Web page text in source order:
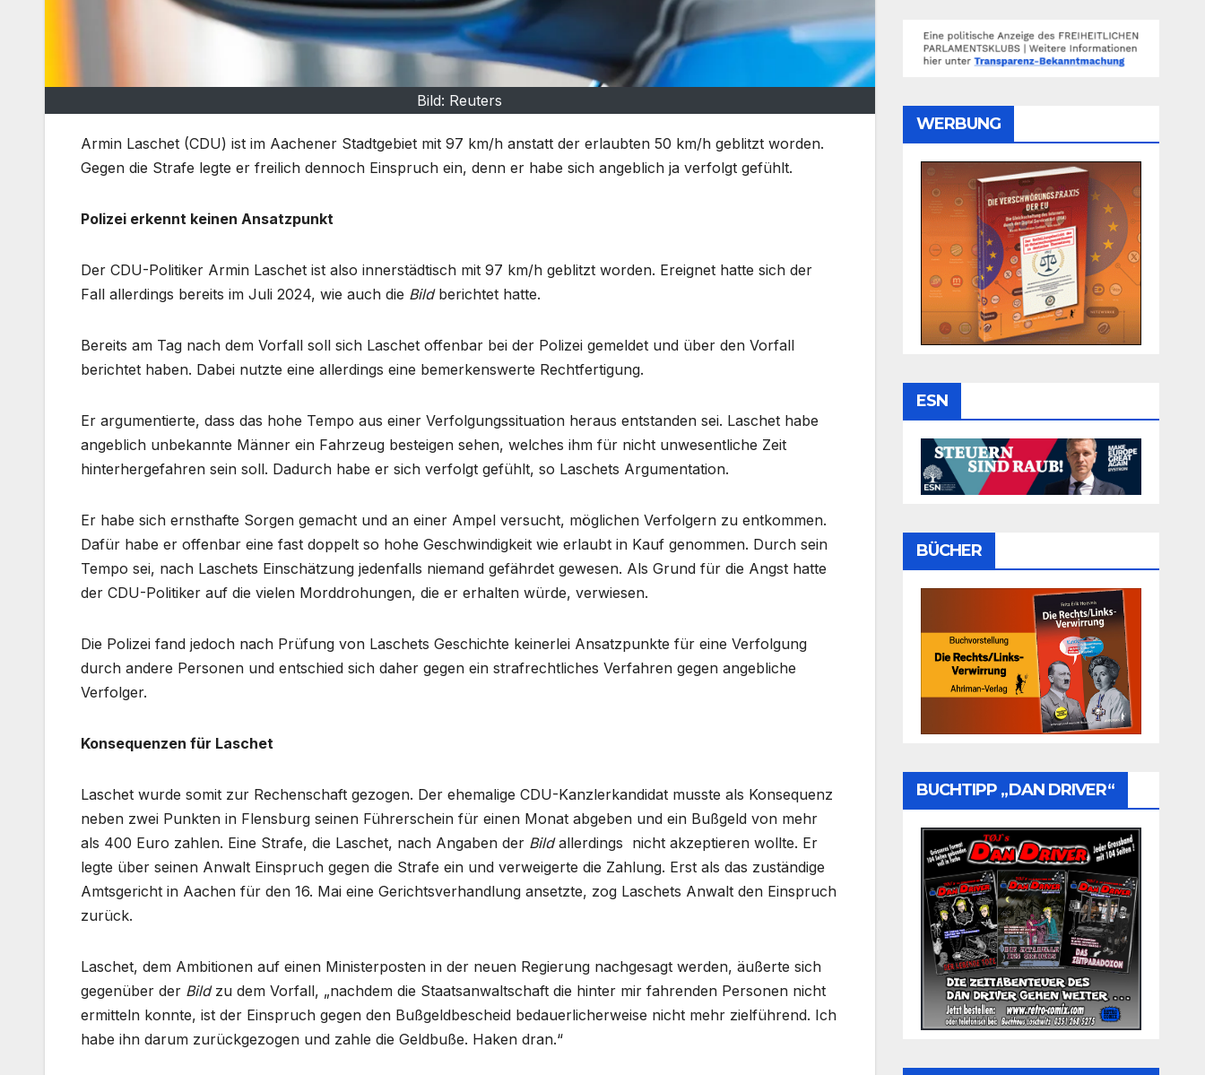
Bild: Reuters
Armin Laschet (CDU) ist im Aachener Stadtgebiet mit 97 km/h anstatt der erlaubten 50 km/h geblitzt worden.
Gegen die Strafe legte er freilich dennoch Einspruch ein, denn er habe sich angeblich ja verfolgt gefühlt.
Polizei erkennt keinen Ansatzpunkt
Der CDU-Politiker Armin Laschet ist also innerstädtisch mit 97 km/h geblitzt worden. Ereignet hatte sich der
Fall allerdings bereits im Juli 2024, wie auch die Bildberichtet hatte.
Bereits am Tag nach dem Vorfall soll sich Laschet offenbar bei der Polizei gemeldet und über den Vorfall
berichtet haben. Dabei nutzte eine allerdings eine bemerkenswerte Rechtfertigung.
Er argumentierte, dass das hohe Tempo aus einer Verfolgungssituation heraus entstanden sei. Laschet habe
angeblich unbekannte Männer ein Fahrzeug besteigen sehen, welches ihm für nicht unwesentliche Zeit
hinterhergefahren sein soll. Dadurch habe er sich verfolgt gefühlt, so Laschets Argumentation.
Er habe sich ernsthafte Sorgen gemacht und an einer Ampel versucht, möglichen Verfolgern zu entkommen.
Dafür habe er offenbar eine fast doppelt so hohe Geschwindigkeit wie erlaubt in Kauf genommen. Durch sein
Tempo sei, nach Laschets Einschätzung jedenfalls niemand gefährdet gewesen. Als Grund für die Angst hatte
der CDU-Politiker auf die vielen Morddrohungen, die er erhalten würde, verwiesen.
Die Polizei fand jedoch nach Prüfung von Laschets Geschichte keinerlei Ansatzpunkte für eine Verfolgung
durch andere Personen und entschied sich daher gegen ein strafrechtliches Verfahren gegen angebliche
Verfolger.
Konsequenzen für Laschet
Laschet wurde somit zur Rechenschaft gezogen. Der ehemalige CDU-Kanzlerkandidat musste als Konsequenz
neben zwei Punkten in Flensburg seinen Führerschein für einen Monat abgeben und ein Bußgeld von mehr
als 400 Euro zahlen. Eine Strafe, die Laschet, nach Angaben der Bildallerdings nicht akzeptieren wollte. Er
legte über seinen Anwalt Einspruch gegen die Strafe ein und verweigerte die Zahlung. Erst als das zuständige
Amtsgericht in Aachen für den 16. Mai eine Gerichtsverhandlung ansetzte, zog Laschets Anwalt den Einspruch
zurück.
Laschet, dem Ambitionen auf einen Ministerposten in der neuen Regierung nachgesagt werden, äußerte sich
gegenüber der Bildzu dem Vorfall, „nachdem die Staatsanwaltschaft die hinter mir fahrenden Personen nicht
ermitteln konnte, ist der Einspruch gegen den Bußgeldbescheid bedauerlicherweise nicht mehr zielführend. Ich
habe ihn darum zurückgezogen und zahle die Geldbuße. Haken dran.“
WERBUNG
ESN
BÜCHER
BUCHTIPP „DAN DRIVER“